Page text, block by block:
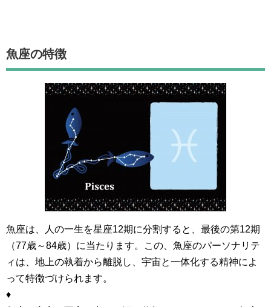
魚座の特徴
魚座は、人の一生を星座12期に分割すると、最後の第12期
（77歳～84歳）に当たります。この、魚座のパーソナリテ
ィは、地上の執着から離脱し、宇宙と一体化する精神によ
って特徴づけられます。
♦